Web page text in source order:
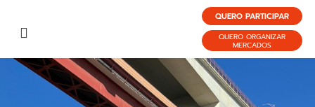
QUERO PARTICIPAR
QUERO ORGANIZAR
MERCADOS